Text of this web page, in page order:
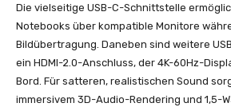
Die vielseitige USB-C-Schnittstelle
Notebooks über kompatible Monitore
Bildübertragung. Daneben sind weitere
ein HDMI-2.0-Anschluss, der 4K-60Hz-
Bord. Für satteren, realistischen Sound
immersivem 3D-Audio-Rendering und 1,5-